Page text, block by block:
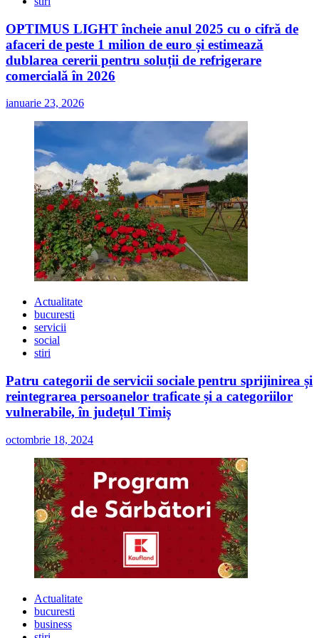
OPTIMUS LIGHT încheie anul 2025 cu o cifră de
afaceri de peste 1 milion de euro și estimează
dublarea cererii pentru soluții de refrigerare
comercială în 2026
ianuarie 23, 2026
Actualitate
bucuresti
servicii
social
stiri
Patru categorii de servicii sociale pentru sprijinirea și
reintegrarea persoanelor traficate și a categoriilor
vulnerabile, în județul Timiș
octombrie 18, 2024
Actualitate
bucuresti
business